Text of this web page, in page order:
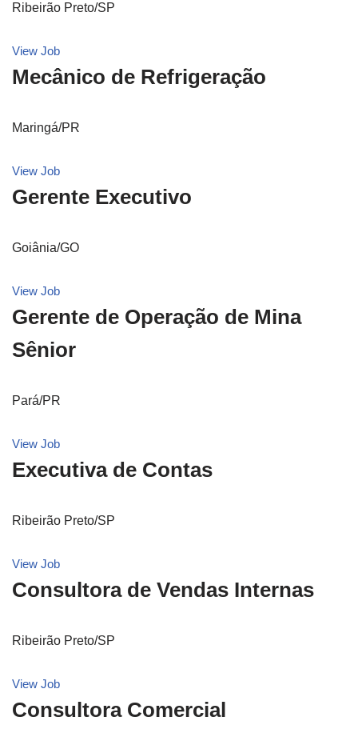
Ribeirão Preto/SP
View Job
Mecânico de Refrigeração
Maringá/PR
View Job
Gerente Executivo
Goiânia/GO
View Job
Gerente de Operação de Mina
Sênior
Pará/PR
View Job
Executiva de Contas
Ribeirão Preto/SP
View Job
Consultora de Vendas Internas
Ribeirão Preto/SP
View Job
Consultora Comercial